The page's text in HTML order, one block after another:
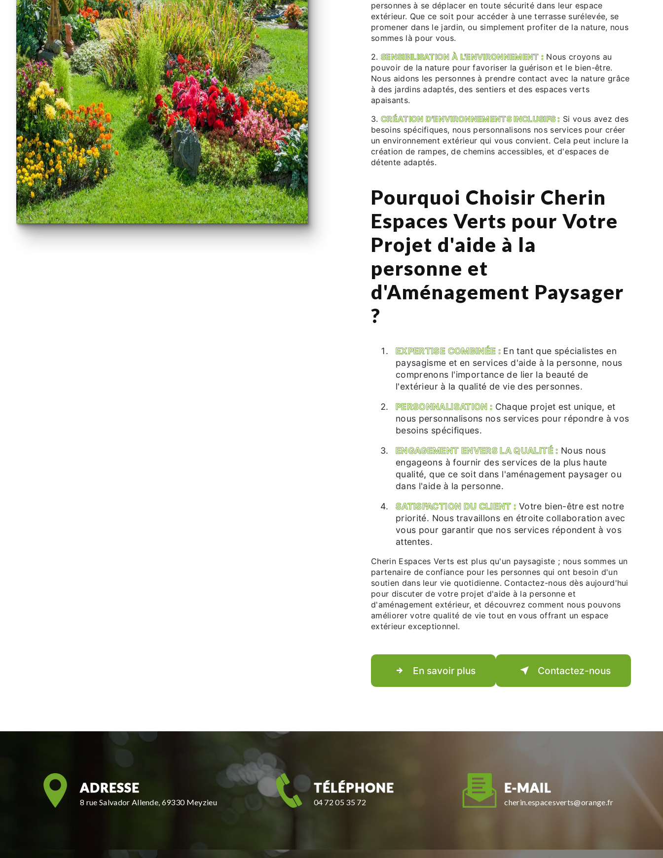
personnes à se déplacer en toute sécurité dans leur espace
extérieur. Que ce soit pour accéder à une terrasse surélevée, se
promener dans le jardin, ou simplement profiter de la nature, nous
sommes là pour vous.
2. SENSIBILISATION À L'ENVIRONNEMENT : Nous croyons au
pouvoir de la nature pour favoriser la guérison et le bien-être.
Nous aidons les personnes à prendre contact avec la nature grâce
à des jardins adaptés, des sentiers et des espaces verts
apaisants.
3. CRÉATION D'ENVIRONNEMENTS INCLUSIFS : Si vous avez des
besoins spécifiques, nous personnalisons nos services pour créer
un environnement extérieur qui vous convient. Cela peut inclure la
création de rampes, de chemins accessibles, et d'espaces de
détente adaptés.
Pourquoi Choisir Cherin
Espaces Verts pour Votre
Projet d'aide à la
personne et
d'Aménagement Paysager
?
EXPERTISE COMBINÉE : En tant que spécialistes en
paysagisme et en services d'aide à la personne, nous
comprenons l'importance de lier la beauté de
l'extérieur à la qualité de vie des personnes.
PERSONNALISATION : Chaque projet est unique, et
nous personnalisons nos services pour répondre à vos
besoins spécifiques.
ENGAGEMENT ENVERS LA QUALITÉ : Nous nous
engageons à fournir des services de la plus haute
qualité, que ce soit dans l'aménagement paysager ou
dans l'aide à la personne.
SATISFACTION DU CLIENT : Votre bien-être est notre
priorité. Nous travaillons en étroite collaboration avec
vous pour garantir que nos services répondent à vos
attentes.
Cherin Espaces Verts est plus qu'un paysagiste ; nous sommes un
partenaire de confiance pour les personnes qui ont besoin d'un
soutien dans leur vie quotidienne. Contactez-nous dès aujourd'hui
pour discuter de votre projet d'aide à la personne et
d'aménagement extérieur, et découvrez comment nous pouvons
améliorer votre qualité de vie tout en vous offrant un espace
extérieur exceptionnel.
En savoir plus Contactez-nous
ADRESSE
8 rue Salvador Allende, 69330 Meyzieu
TÉLÉPHONE
04 72 05 35 72
E-MAIL
cherin.espacesverts@orange.fr